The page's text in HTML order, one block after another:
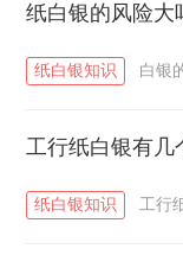
纸白银的风险大
纸白银知识 白银
工行纸白银有几
纸白银知识 工行